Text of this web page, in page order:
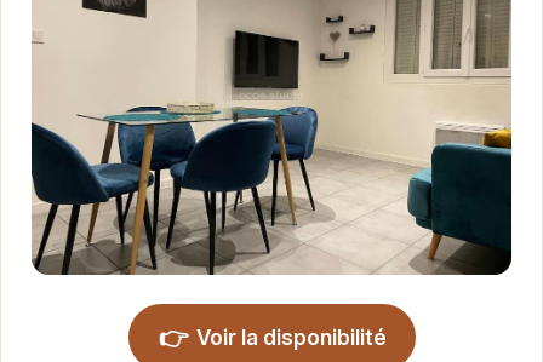
👉 Voir la disponibilité